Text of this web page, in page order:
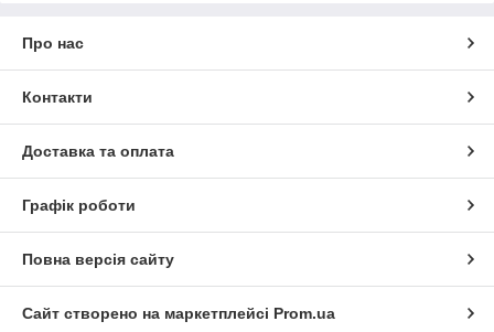
Про нас
Контакти
Доставка та оплата
Графік роботи
Повна версія сайту
Сайт створено на маркетплейсі Prom.ua